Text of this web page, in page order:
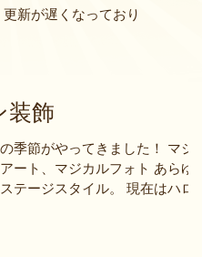
新が遅くなっており
装飾
季節がやってきました！ マジッ
ート、マジカルフォト あらゆる
テージスタイル。 現在はハロウ